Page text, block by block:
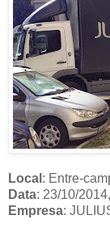
Local : Entre-
Data: 23/10/
Empresa: